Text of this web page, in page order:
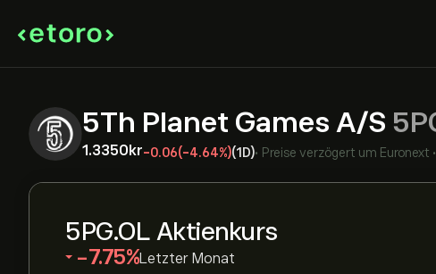
5Th Planet Games A/S
1.3350‎kr‎-0.06(-4.64%)(1D)• Preise verzögert um Euronext •
5PG.OL Aktienkurs
‎-7.75‎ Letzter Monat